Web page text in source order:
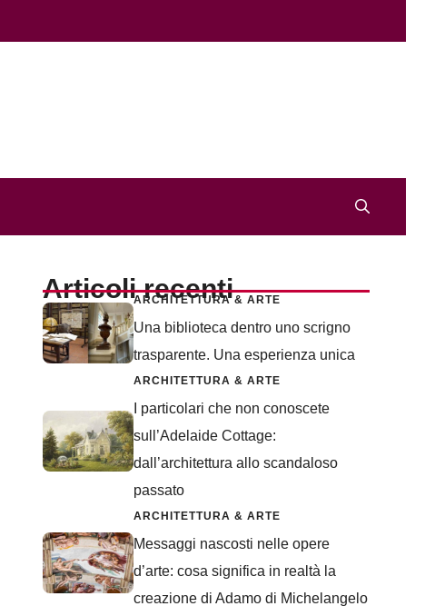
Articoli recenti
ARCHITETTURA & ARTE
Una biblioteca dentro uno scrigno
trasparente. Una esperienza unica
ARCHITETTURA & ARTE
I particolari che non conoscete
sull’Adelaide Cottage:
dall’architettura allo scandaloso
passato
ARCHITETTURA & ARTE
Messaggi nascosti nelle opere
d’arte: cosa significa in realtà la
creazione di Adamo di Michelangelo